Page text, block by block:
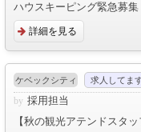
ハウスキーピング緊急募集
詳細を見る
ケベックシティ 求人してま
採用担当
【秋の観光アテンドスタ